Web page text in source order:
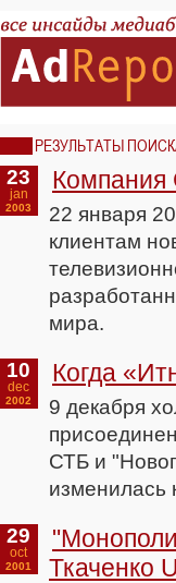
РЕЗУЛЬТАТЫ
23
jan
2003
Компания
22 января
клиентам
мира.
10
dec
2002
Когда
9 декабря
СТБ и
изменилась
29
oct
2001
Ткаченко